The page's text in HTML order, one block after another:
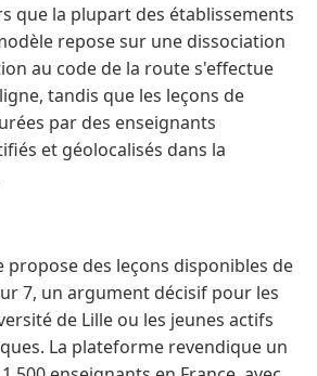
que la plupart des établissements
repose sur une dissociation
au code de la route s'effectue
tandis que les leçons de
par des enseignants
et géolocalisés dans la
propose des leçons disponibles de
7, un argument décisif pour les
de Lille ou les jeunes actifs
La plateforme revendique un